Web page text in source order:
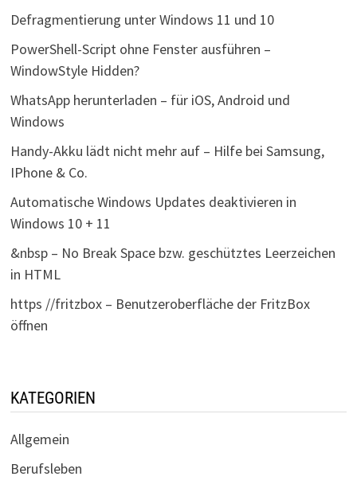
Defragmentierung unter Windows 11 und 10
PowerShell-Script ohne Fenster ausführen –
WindowStyle Hidden?
WhatsApp herunterladen – für iOS, Android und
Windows
Handy-Akku lädt nicht mehr auf – Hilfe bei Samsung,
IPhone & Co.
Automatische Windows Updates deaktivieren in
Windows 10 + 11
&nbsp – No Break Space bzw. geschütztes Leerzeichen
in HTML
https //fritzbox – Benutzeroberfläche der FritzBox
öffnen
KATEGORIEN
Allgemein
Berufsleben